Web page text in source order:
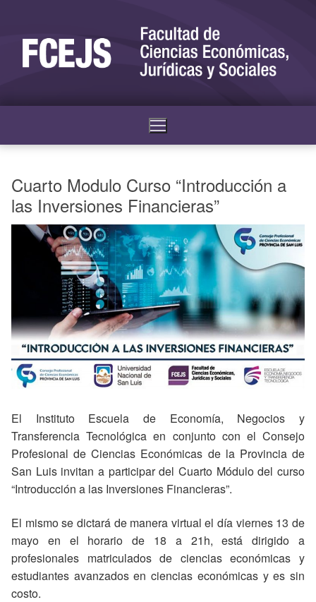
Cuarto Modulo Curso “Introducción a
las Inversiones Financieras”
El Instituto Escuela de Economía, Negocios y
Transferencia Tecnológica en conjunto con el Consejo
Profesional de Ciencias Económicas de la Provincia de
San Luis invitan a participar del Cuarto Módulo del curso
“Introducción a las Inversiones Financieras”.
El mismo se dictará de manera virtual el día viernes 13 de
mayo en el horario de 18 a 21h, está dirigido a
profesionales matriculados de ciencias económicas y
estudiantes avanzados en ciencias económicas y es sin
costo.